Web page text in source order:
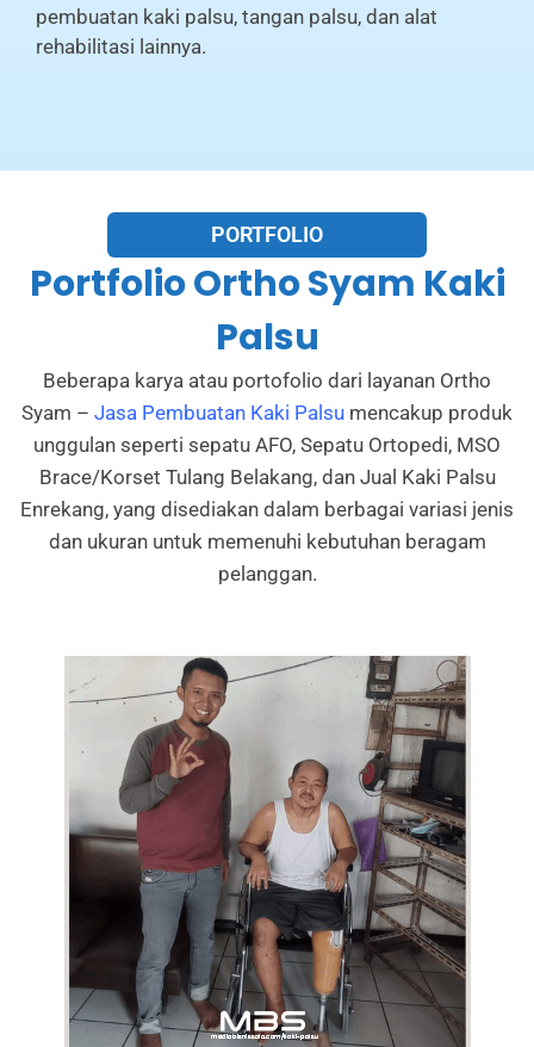
pembuatan kaki palsu, tangan palsu, dan alat
rehabilitasi lainnya.
PORTFOLIO
Portfolio Ortho Syam Kaki
Palsu
Beberapa karya atau portofolio dari layanan Ortho
Syam – Jasa Pembuatan Kaki Palsu mencakup produk
unggulan seperti sepatu AFO, Sepatu Ortopedi, MSO
Brace/Korset Tulang Belakang, dan Jual Kaki Palsu
Enrekang, yang disediakan dalam berbagai variasi jenis
dan ukuran untuk memenuhi kebutuhan beragam
pelanggan.